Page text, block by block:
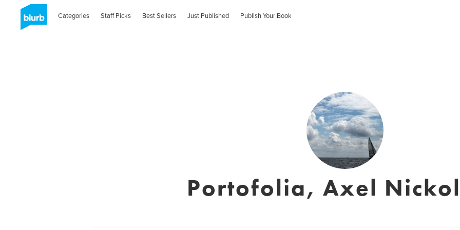
Categories Staff Picks Best Sellers Just Published Publish Your Book
Portofolia, Axel